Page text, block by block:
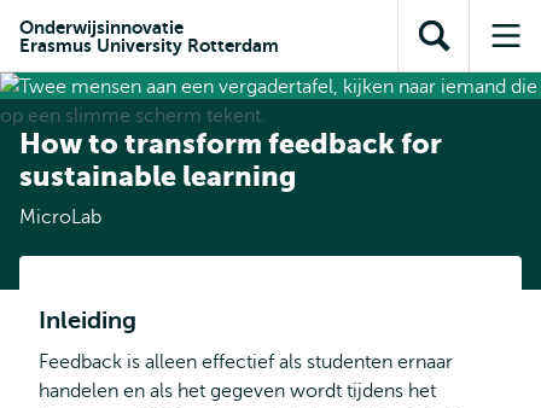
inhoud
gaan
gaan
Direct naar
subnavigatie
Onderwijsinnovatie
Erasmus University Rotterdam
Toon
zoekveld
How to transform feedback for
sustainable learning
MicroLab
Inleiding
Feedback is alleen effectief als studenten ernaar
handelen en als het gegeven wordt tijdens het